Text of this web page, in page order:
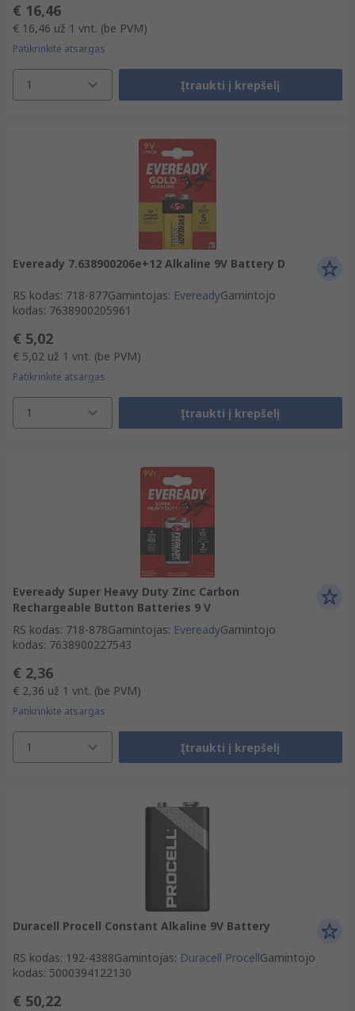
€ 16,46
€ 16,46 už 1 vnt. (be PVM)
Patikrinkite atsargas
1 Įtraukti į krepšelį
Eveready 7.638900206e+12 Alkaline 9V Battery D
RS kodas: 718-877Gamintojas: EvereadyGamintojo
kodas: 7638900205961
€ 5,02
€ 5,02 už 1 vnt. (be PVM)
Patikrinkite atsargas
1 Įtraukti į krepšelį
Eveready Super Heavy Duty Zinc Carbon
Rechargeable Button Batteries 9 V
RS kodas: 718-878Gamintojas: EvereadyGamintojo
kodas: 7638900227543
€ 2,36
€ 2,36 už 1 vnt. (be PVM)
Patikrinkite atsargas
1 Įtraukti į krepšelį
Duracell Procell Constant Alkaline 9V Battery
RS kodas: 192-4388Gamintojas: Duracell ProcellGamintojo
kodas: 5000394122130
€ 50,22